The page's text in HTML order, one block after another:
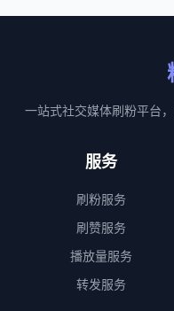
一站式社交媒体刷粉平台
服务
刷粉服务
刷赞服务
播放量服务
转发服务